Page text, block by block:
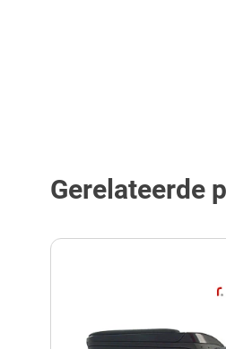
Gerelateerde